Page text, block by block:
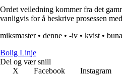
Ordet veiledning kommer fra det
vanligvis for å beskrive prosessen
miksmaster• denne • -iv • kvist •
Bolig Linje
Del og vær snill
X
Facebook Instagram